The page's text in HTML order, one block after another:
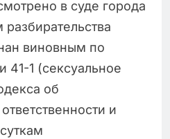
в суде города
виновным по
41-1 (сексуальное
об
и